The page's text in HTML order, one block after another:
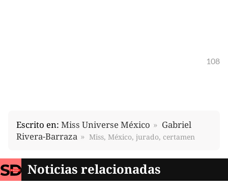
108
Escrito en: Miss Universe México
Gabriel
Rivera-Barraza
Miss, México, jurado, certamen
Noticias relacionadas